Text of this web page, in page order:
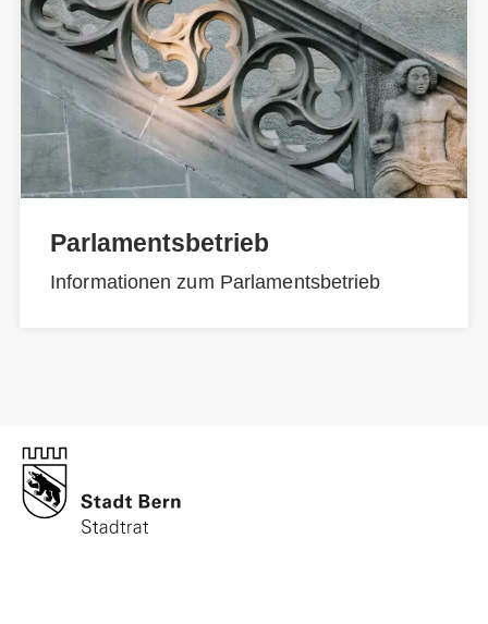
Parlamentsbetrieb
Informationen zum Parlamentsbetrieb